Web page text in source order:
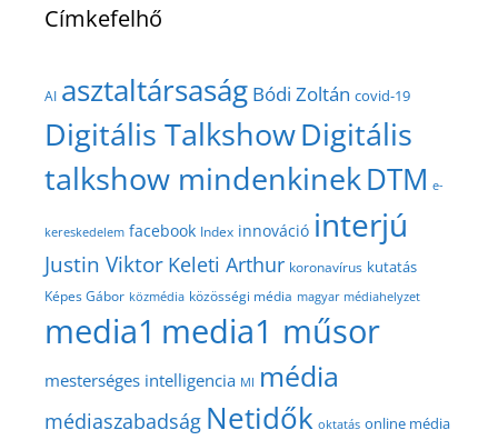
Címkefelhő
AI asztaltársaság Bódi Zoltán covid-19
Digitális TalkshowDigitális
talkshow mindenkinekDTM e-
kereskedelem facebook Index innováció interjú
Justin Viktor Keleti Arthur koronavírus kutatás
Képes Gábor közmédia közösségi média magyar médiahelyzet
media1 media1 műsor
mesterséges intelligencia MI média
médiaszabadság Netidők oktatás online média